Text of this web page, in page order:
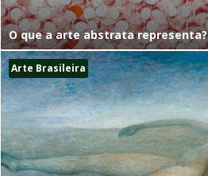
O que a arte abstrata representa?
Arte Brasileira